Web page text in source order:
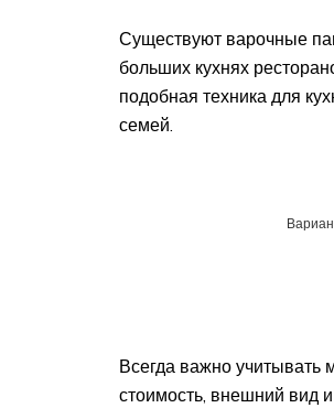
Существуют варочные
больших кухнях
подобная техника для
семей.
Всегда важно учитывать
стоимость, внешний вид